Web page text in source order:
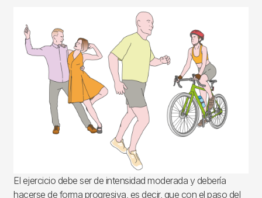
El ejercicio debe ser de intensidad moderada y debería
hacerse de forma progresiva, es decir, que con el paso del